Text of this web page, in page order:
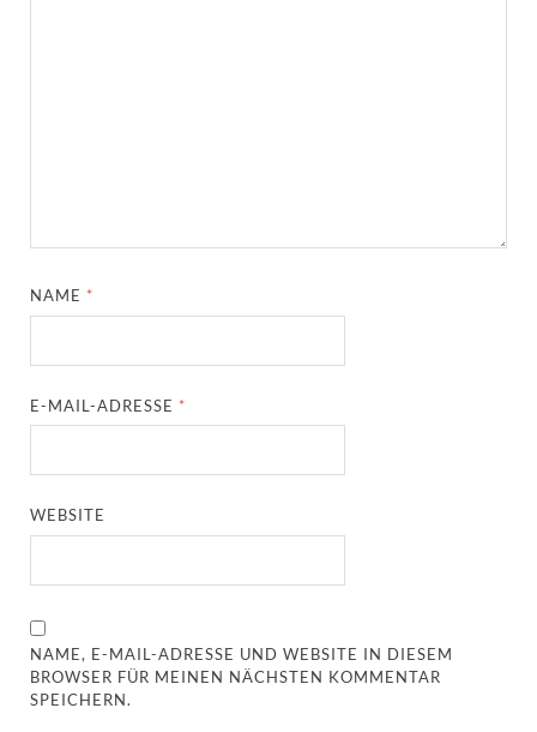
NAME *
E-MAIL-ADRESSE *
WEBSITE
NAME, E-MAIL-ADRESSE UND WEBSITE IN DIESEM
BROWSER FÜR MEINEN NÄCHSTEN KOMMENTAR
SPEICHERN.